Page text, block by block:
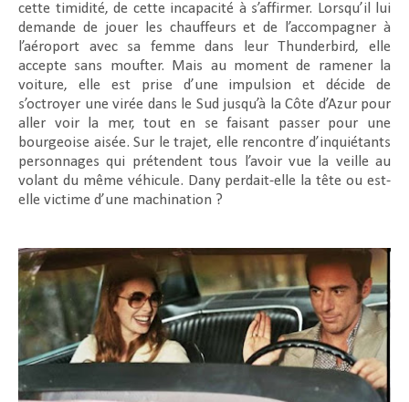
cette timidité, de cette incapacité à s’affirmer. Lorsqu’il lui
demande de jouer les chauffeurs et de l’accompagner à
l’aéroport avec sa femme dans leur Thunderbird, elle
accepte sans moufter. Mais au moment de ramener la
voiture, elle est prise d’une impulsion et décide de
s’octroyer une virée dans le Sud jusqu’à la Côte d’Azur pour
aller voir la mer, tout en se faisant passer pour une
bourgeoise aisée. Sur le trajet, elle rencontre d’inquiétants
personnages qui prétendent tous l’avoir vue la veille au
volant du même véhicule. Dany perdait-elle la tête ou est-
elle victime d’une machination ?